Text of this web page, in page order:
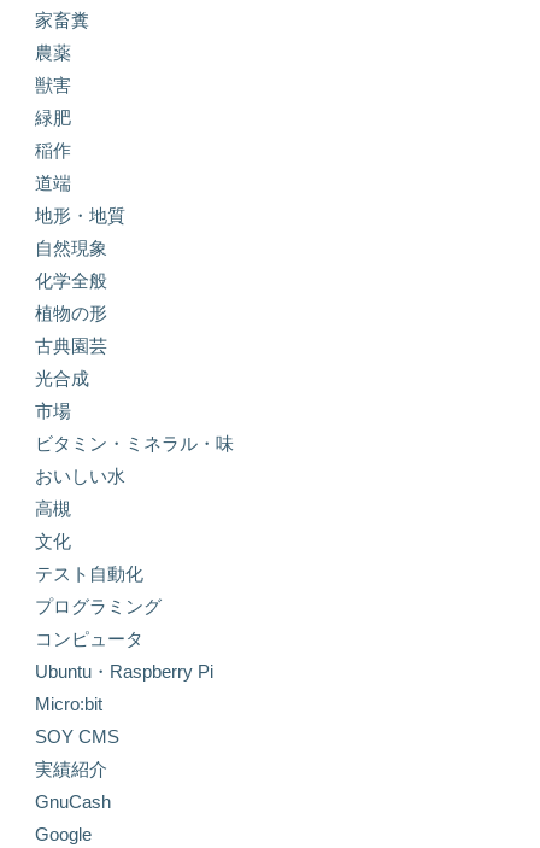
家畜糞
農薬
獣害
緑肥
稲作
道端
地形・地質
自然現象
化学全般
植物の形
古典園芸
光合成
市場
ビタミン・ミネラル・味
おいしい水
高槻
文化
テスト自動化
プログラミング
コンピュータ
Ubuntu・Raspberry Pi
Micro:bit
SOY CMS
実績紹介
GnuCash
Google